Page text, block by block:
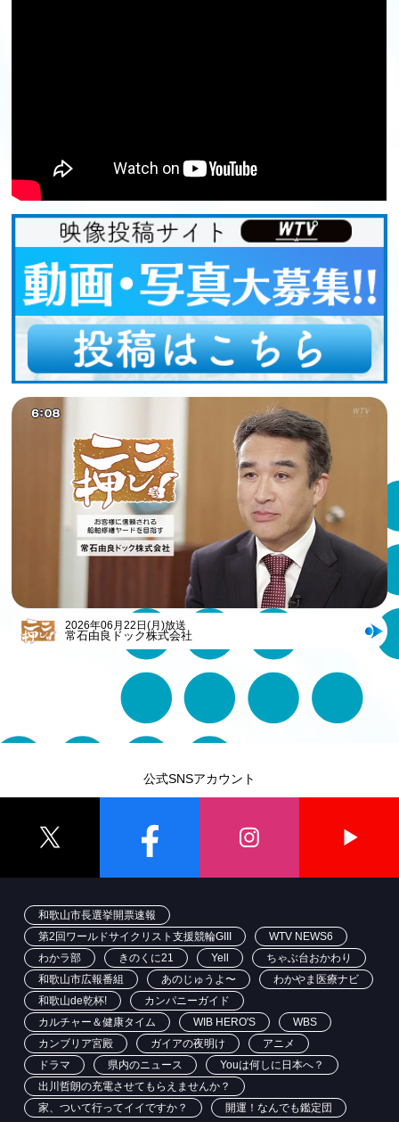
2026年06月22日(月)放送
常石由良ドック株式会社
公式SNSアカウント
和歌山市長選挙開票速報
第2回ワールドサイクリスト支援競輪GIII
WTV NEWS6
わかラ部
きのくに21 Yell
ちゃぶ台おかわり
和歌山市広報番組
あのじゅうよ〜
わかやま医療ナビ
和歌山de乾杯!
カンパニーガイド
カルチャー＆健康タイム
WIB HERO'S
WBS
カンブリア宮殿
ガイアの夜明け
アニメ
ドラマ
県内のニュース
Youは何しに日本へ？
出川哲朗の充電させてもらえませんか？
家、ついて行ってイイですか？
開運！なんでも鑑定団